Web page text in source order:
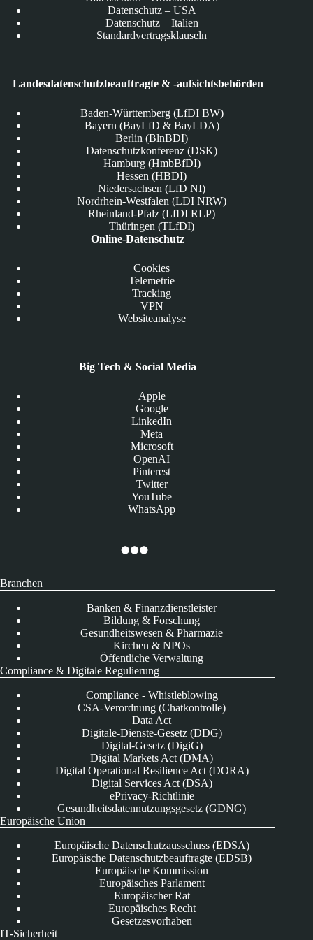
Datenschutz – USA
Datenschutz – Italien
Standardvertragsklauseln
Landesdatenschutzbeauftragte & -aufsichtsbehörden
Baden-Württemberg (LfDI BW)
Bayern (BayLfD & BayLDA)
Berlin (BlnBDI)
Datenschutzkonferenz (DSK)
Hamburg (HmbBfDI)
Hessen (HBDI)
Niedersachsen (LfD NI)
Nordrhein-Westfalen (LDI NRW)
Rheinland-Pfalz (LfDI RLP)
Thüringen (TLfDI)
Online-Datenschutz
Cookies
Telemetrie
Tracking
VPN
Websiteanalyse
Big Tech & Social Media
Apple
Google
LinkedIn
Meta
Microsoft
OpenAI
Pinterest
Twitter
YouTube
WhatsApp
Branchen
Banken & Finanzdienstleister
Bildung & Forschung
Gesundheitswesen & Pharmazie
Kirchen & NPOs
Öffentliche Verwaltung
Compliance & Digitale Regulierung
Compliance - Whistleblowing
CSA-Verordnung (Chatkontrolle)
Data Act
Digitale-Dienste-Gesetz (DDG)
Digital-Gesetz (DigiG)
Digital Markets Act (DMA)
Digital Operational Resilience Act (DORA)
Digital Services Act (DSA)
ePrivacy-Richtlinie
Gesundheitsdatennutzungsgesetz (GDNG)
Europäische Union
Europäische Datenschutzausschuss (EDSA)
Europäische Datenschutzbeauftragte (EDSB)
Europäische Kommission
Europäisches Parlament
Europäischer Rat
Europäisches Recht
Gesetzesvorhaben
IT-Sicherheit